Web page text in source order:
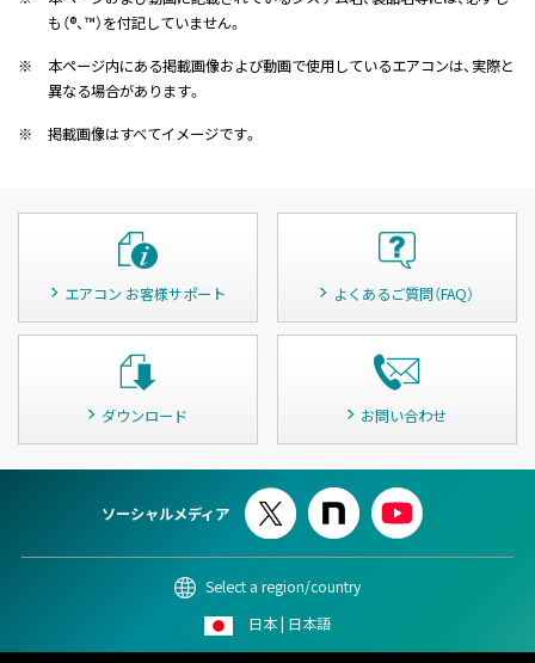
も（®、™）を付記していません。
※
本ページ内にある掲載画像および動画で使用しているエアコンは、実際と
異なる場合があります。
※
掲載画像はすべてイメージです。
エアコン お客様サポート よくあるご質問（FAQ）
ダウンロード お問い合わせ
ソーシャルメディア
Select a region/country
日本 | 日本語